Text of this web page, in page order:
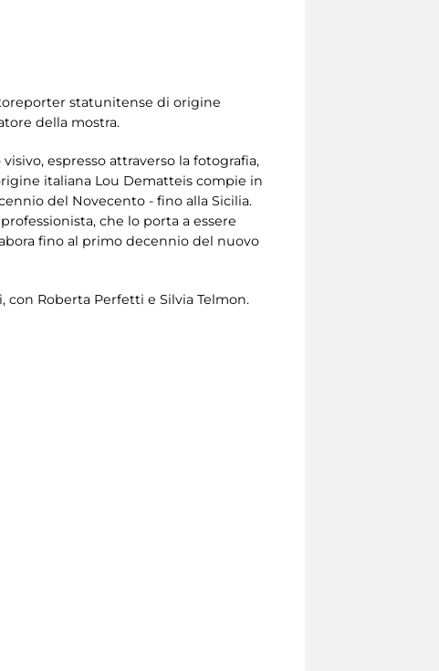
statunitense di origine
della mostra.
espresso attraverso la fotografia,
italiana Lou Dematteis compie in
del Novecento - fino alla Sicilia.
che lo porta a essere
fino al primo decennio del nuovo
con Roberta Perfetti e Silvia Telmon.